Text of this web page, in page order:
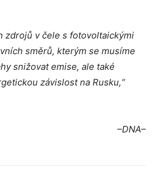
zdrojů v čele s fotovoltaickými
směrů, kterým se musíme
snižovat emise, ale také
závislost na Rusku,“
–DNA–